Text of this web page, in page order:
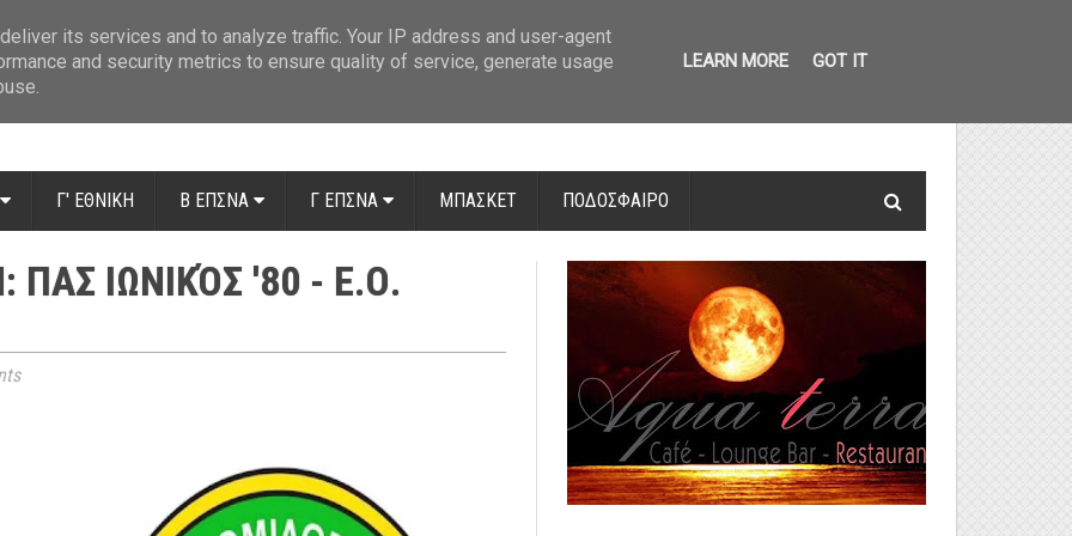
Γ' ΕΘΝΙΚΗ Β ΕΠΣΝΑ Γ ΕΠΣΝΑ ΜΠΑΣΚΕΤ ΠΟΔΟΣΦΑΙΡΟ
ΠΑΣ ΙΩΝΙΚΌΣ '80 - Ε.Ο.
its services and to analyze traffic. Your IP address and user-agent
and security metrics to ensure quality of service, generate usage
LEARN MORE GOT IT